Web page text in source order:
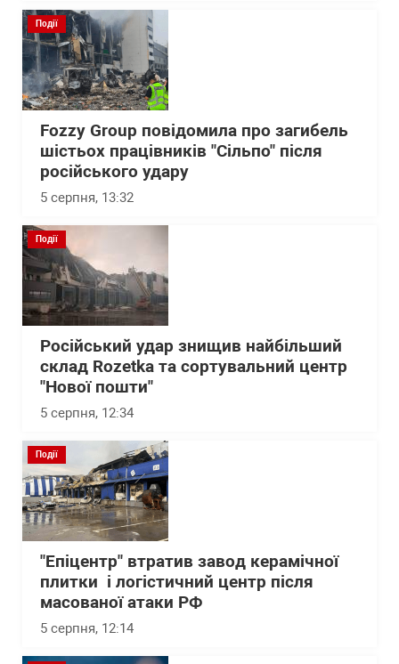
Події
Fozzy Group повідомила про загибель
шістьох працівників "Сільпо" після
російського удару
5 серпня, 13:32
Події
Російський удар знищив найбільший
склад Rozetka та сортувальний центр
"Нової пошти"
5 серпня, 12:34
Події
"Епіцентр" втратив завод керамічної
плитки і логістичний центр після
масованої атаки РФ
5 серпня, 12:14